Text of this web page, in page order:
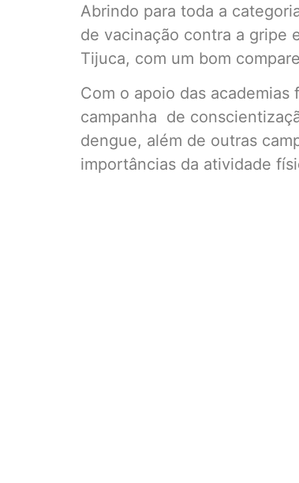
Abrindo para toda a
de vacinação contra a gripe
Tijuca, com um bom
Com o apoio das academias
campanha de
dengue, além de outras
importâncias da atividade